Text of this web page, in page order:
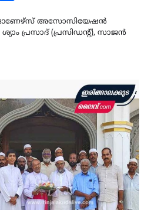
ഓണേഴ്സ് അസോസിയേഷൻ
ശ്യാം പ്രസാദ് (പ്രസിഡന്റ്‌), സാജൻ